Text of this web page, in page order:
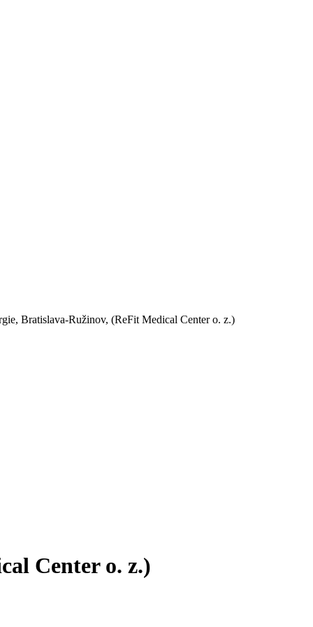
Bratislava-Ružinov, (ReFit Medical Center o. z.)
Center o. z.)